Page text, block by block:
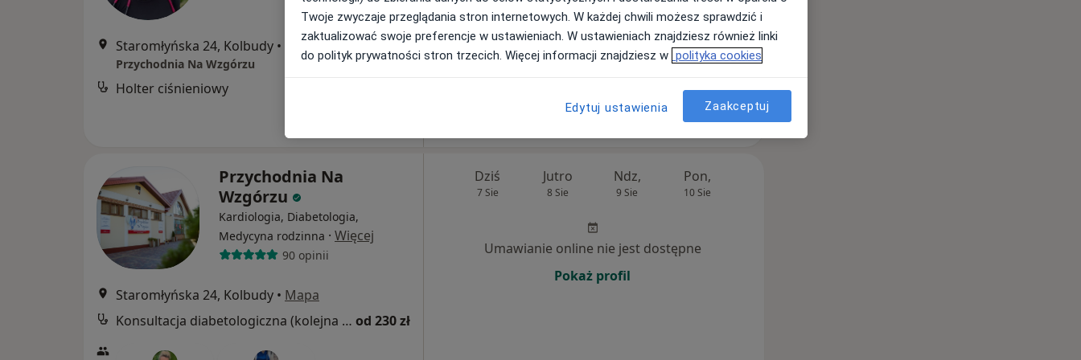
Staromłyńska 24, Kolbudy • Mapa
Przychodnia Na Wzgórzu
Holter ciśnieniowy
Poproś o wizytę
Przychodnia Na
Wzgórzu
Kardiologia, Diabetologia,
Medycyna rodzinna · Więcej
90 opinii
Staromłyńska 24, Kolbudy • Mapa
Konsultacja diabetologiczna (kolejna wizyta) od 230 zł
Dziś
7 Sie
Jutro
8 Sie
Ndz,
9 Sie
Pon,
10 Sie
Umawianie online nie jest dostępne
Pokaż profil
Twoje zwyczaje przeglądania stron internetowych. W każdej chwili możesz sprawdzić i
zaktualizować swoje preferencje w ustawieniach. W ustawieniach znajdziesz również linki
do polityk prywatności stron trzecich. Więcej informacji znajdziesz w polityka cookies
Edytuj ustawienia Zaakceptuj